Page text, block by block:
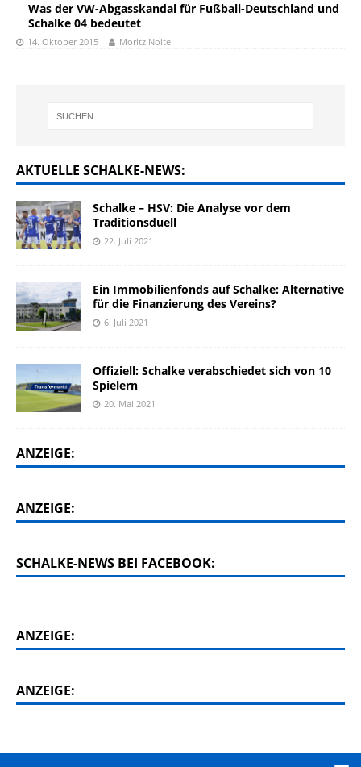
Was der VW-Abgasskandal für Fußball-Deutschland und
Schalke 04 bedeutet
14. Oktober 2015 Moritz Nolte
AKTUELLE SCHALKE-NEWS:
Schalke – HSV: Die Analyse vor dem
Traditionsduell
22. Juli 2021
Ein Immobilienfonds auf Schalke: Alternative
für die Finanzierung des Vereins?
6. Juli 2021
Offiziell: Schalke verabschiedet sich von 10
Spielern
20. Mai 2021
ANZEIGE:
ANZEIGE:
SCHALKE-NEWS BEI FACEBOOK:
ANZEIGE:
ANZEIGE: